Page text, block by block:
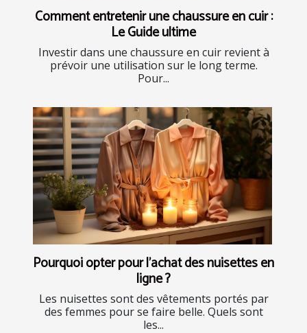
Comment entretenir une chaussure en cuir :
Le Guide ultime
Investir dans une chaussure en cuir revient à
prévoir une utilisation sur le long terme.
Pour...
Pourquoi opter pour l’achat des nuisettes en
ligne ?
Les nuisettes sont des vêtements portés par
des femmes pour se faire belle. Quels sont
les...